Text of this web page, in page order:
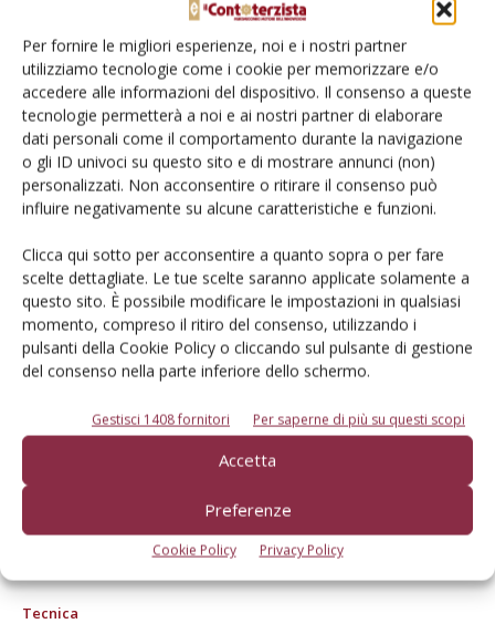
Per fornire le migliori esperienze, noi e i nostri partner
utilizziamo tecnologie come i cookie per memorizzare e/o
accedere alle informazioni del dispositivo. Il consenso a queste
tecnologie permetterà a noi e ai nostri partner di elaborare
dati personali come il comportamento durante la navigazione
o gli ID univoci su questo sito e di mostrare annunci (non)
personalizzati. Non acconsentire o ritirare il consenso può
influire negativamente su alcune caratteristiche e funzioni.
Clicca qui sotto per acconsentire a quanto sopra o per fare
scelte dettagliate. Le tue scelte saranno applicate solamente a
questo sito. È possibile modificare le impostazioni in qualsiasi
momento, compreso il ritiro del consenso, utilizzando i
pulsanti della Cookie Policy o cliccando sul pulsante di gestione
del consenso nella parte inferiore dello schermo.
Gestisci 1408 fornitori Per saperne di più su questi scopi
Accetta
Preferenze
Cookie Policy Privacy Policy
dell’agricoltura
Iscriviti alle nostre newsletter
© Tecniche Nuove Spa. Tutti i diritti riservati. Sede legale Via Eritrea 21 -
20157 Milano | Codice fiscale, Partita IVA e Iscrizione al Registro delle
imprese di Milano: 00753480151
Registrazione Tribunale di Milano n. 71 del 05/03/2014 (Precedentemente
registrata presso il Tribunale di Bologna n. 6111 del 12/06/1992)
ROC "Poste italiane Spa sped. Abbonamento Postale DL 353/2003 conv. L.
Tecnica